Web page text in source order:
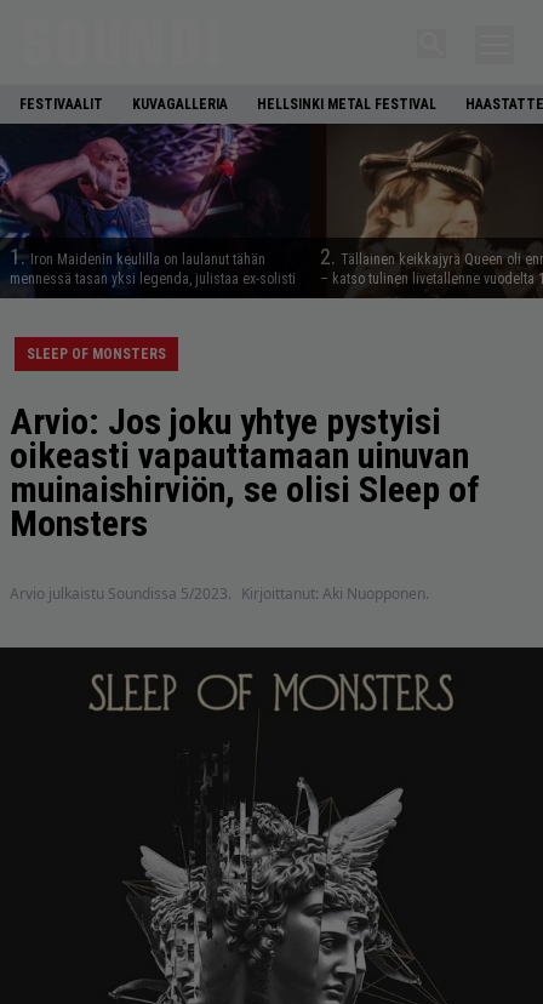
FESTIVAALIT KUVAGALLERIA HELLSINKI METAL FESTIVAL
1. Iron Maidenin keulilla on laulanut tähän
mennessä tasan yksi legenda, julistaa ex-solisti
2. Tällainen keikkajyrä Queen oli
– katso tulinen livetallenne vuodelta
SLEEP OF MONSTERS
Arvio: Jos joku yhtye pystyisi
oikeasti vapauttamaan uinuvan
muinaishirviön, se olisi Sleep of
Monsters
Arvio julkaistu Soundissa 5/2023. Kirjoittanut: Aki Nuopponen.